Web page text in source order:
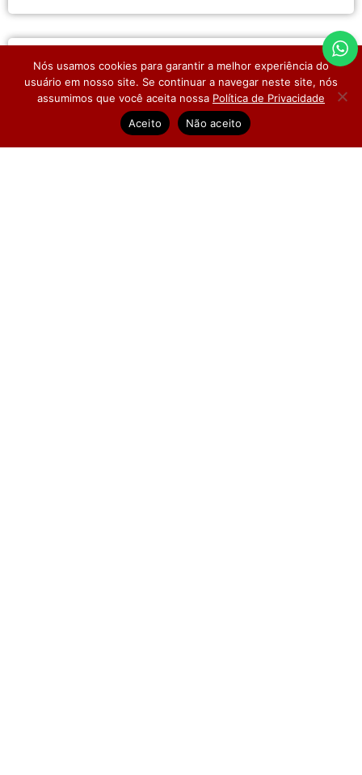
ÁREA ACADÊMICA
Pesquisa de Satisfação
Nós usamos cookies para garantir a melhor experiência do
usuário em nosso site. Se continuar a navegar neste site, nós
assumimos que você aceita nossa Política de Privacidade
Aceito
Não aceito